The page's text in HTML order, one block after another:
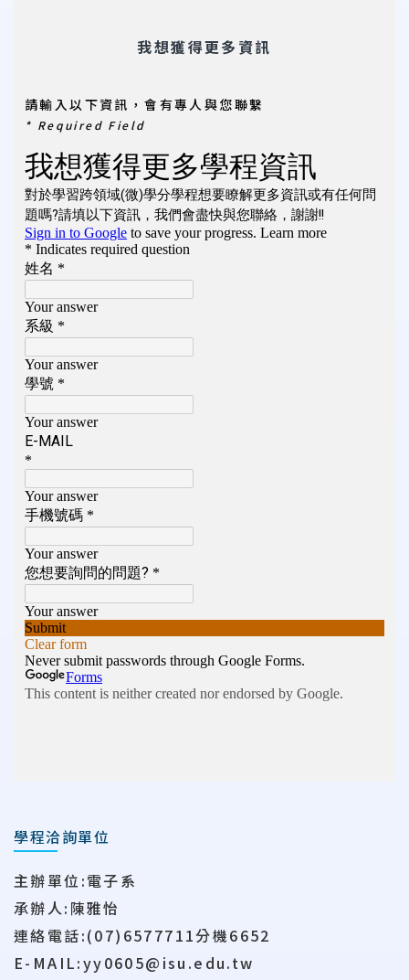
我想獲得更多資訊
請輸入以下資訊，會有專人與您聯繫
* Required Field
學程洽詢單位
主辦單位:電子系
承辦人:陳雅怡
連絡電話:(07)6577711分機6652
E-MAIL:yy0605@isu.edu.tw